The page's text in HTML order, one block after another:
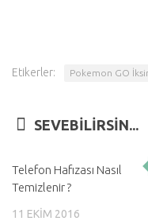
Etikerler: Pokemon GO
SEVEBILIRSIN...
Telefon Hafızası Nasıl
Temizlenir ?
11 EKIM 2016